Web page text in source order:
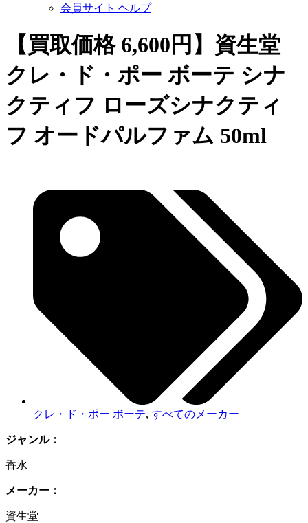
会員サイト ヘルプ
【買取価格 6,600円】資生堂
クレ・ド・ポー ボーテ シナ
クティフ ローズシナクティ
フ オードパルファム 50ml
クレ・ド・ポー ボーテ, すべてのメーカー
ジャンル：
香水
メーカー：
資生堂